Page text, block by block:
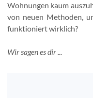
Wohnungen kaum
von neuen Methoden,
funktioniert wirklich?
Wir sagen es dir ...